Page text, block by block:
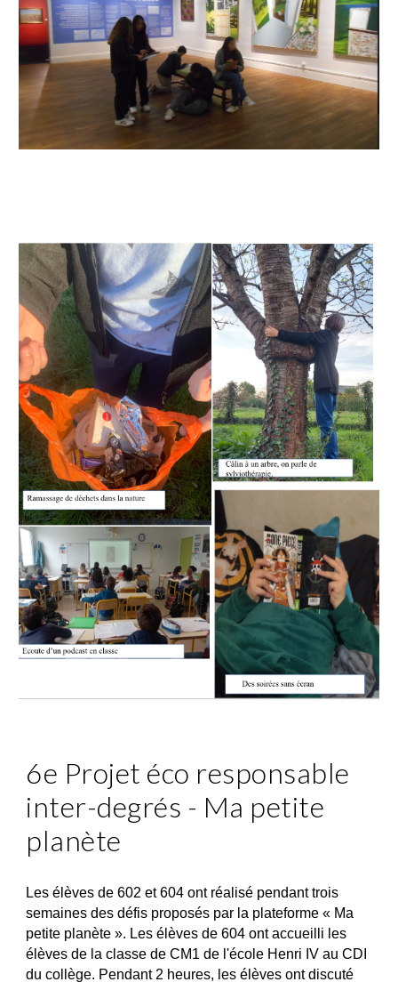
6e Projet éco responsable
inter-degrés - Ma petite
planète
Les élèves de 602 et 604 ont réalisé pendant trois
semaines des défis proposés par la plateforme « Ma
petite planète ». Les élèves de 604 ont accueilli les
élèves de la classe de CM1 de l'école Henri IV au CDI
du collège. Pendant 2 heures, les élèves ont discuté